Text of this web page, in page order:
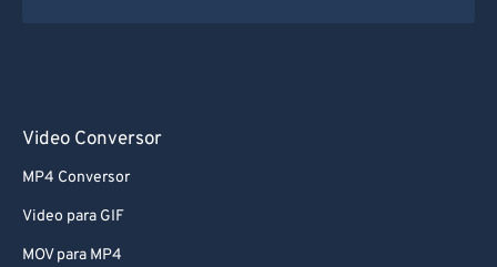
Video Conversor
MP4 Conversor
Video para GIF
MOV para MP4